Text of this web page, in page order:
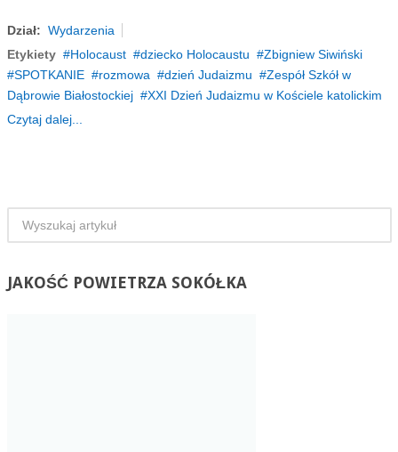
Dział: Wydarzenia
Etykiety
Holocaust dziecko Holocaustu
Zbigniew Siwiński
SPOTKANIE
rozmowa dzień Judaizmu
Zespół Szkół w
Dąbrowie Białostockiej
XXI Dzień Judaizmu w Kościele katolickim
Czytaj dalej...
JAKOŚĆPOWIETRZA SOKÓŁKA